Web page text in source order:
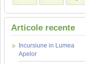
Articole recente
Incursiune in Lumea
Apelor